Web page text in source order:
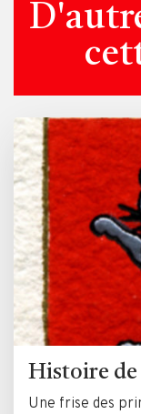
Histoire
Une frise des